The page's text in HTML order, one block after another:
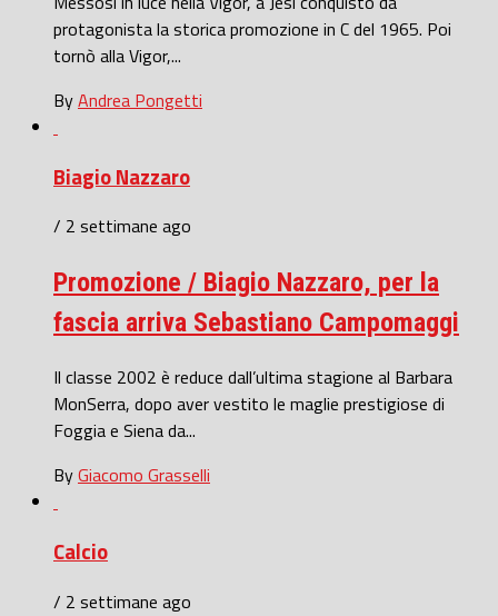
protagonista la storica promozione in C del 1965. Poi
tornò alla Vigor,...
ByAndrea Pongetti
Biagio Nazzaro
/ 2 settimane ago
Promozione / Biagio Nazzaro, per la
fascia arriva Sebastiano Campomaggi
Il classe 2002 è reduce dall’ultima stagione al Barbara
MonSerra, dopo aver vestito le maglie prestigiose di
Foggia e Siena da...
ByGiacomo Grasselli
Calcio
/ 2 settimane ago